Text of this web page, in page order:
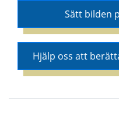
Sätt bilden
Hjälp oss att